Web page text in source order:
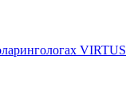
VIRTUS